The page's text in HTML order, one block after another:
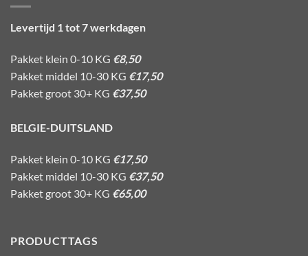
Levertijd 1 tot 7 werkdagen
Pakket klein 0-10 KG €8,50
Pakket middel 10-30 KG €17,50
Pakket groot 30+ KG €37,50
BELGIE-DUITSLAND
Pakket klein 0-10 KG €17,50
Pakket middel 10-30 KG €37,50
Pakket groot 30+ KG €65,00
PRODUCTTAGS